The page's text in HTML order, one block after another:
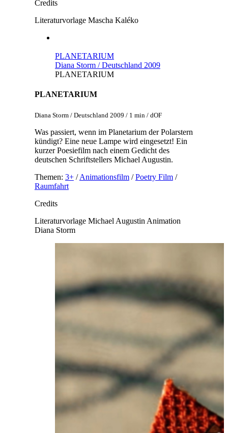
Credits
Literaturvorlage Mascha Kaléko
PLANETARIUM
Diana Storm / Deutschland 2009
PLANETARIUM
PLANETARIUM
Diana Storm / Deutschland 2009 / 1 min / dOF
Was passiert, wenn im Planetarium der Polarstern
kündigt? Eine neue Lampe wird eingesetzt! Ein
kurzer Poesiefilm nach einem Gedicht des
deutschen Schriftstellers Michael Augustin.
Themen: 3+/Animationsfilm/Poetry Film/
Raumfahrt
Credits
Literaturvorlage Michael Augustin Animation
Diana Storm